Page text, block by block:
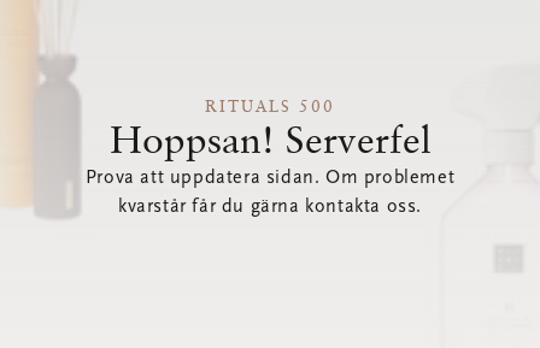
RITUALS 500
Hoppsan! Serverfel
Prova att uppdatera sidan. Om problemet
kvarstår får du gärna kontakta oss.